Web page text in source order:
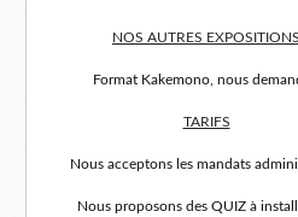
NOS AUTRES EXPOSITIONS
Format Kakemono, nous
TARIFS
Nous acceptons les mandats
Nous proposons des QUIZ à